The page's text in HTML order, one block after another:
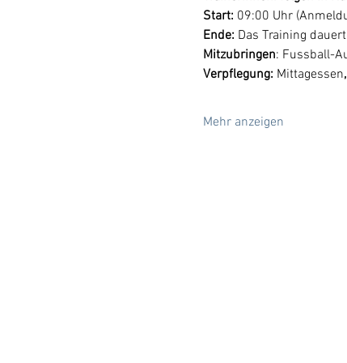
Start: 09:00 Uhr
Ende: Das Training
Mitzubringen: Fussball-
Verpflegung: Mittagessen,
Mehr anzeigen